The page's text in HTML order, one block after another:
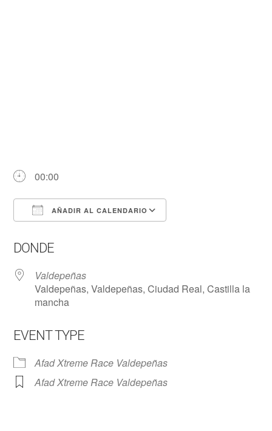
00:00
AÑADIR AL CALENDARIO
DONDE
Valdepeñas
Valdepeñas, Valdepeñas, Ciudad Real, Castilla la
mancha
EVENT TYPE
Afad Xtreme Race Valdepeñas
Afad Xtreme Race Valdepeñas